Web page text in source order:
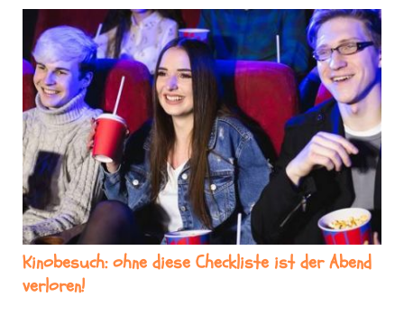
Kinobesuch: ohne diese Checkliste ist der Abend
verloren!